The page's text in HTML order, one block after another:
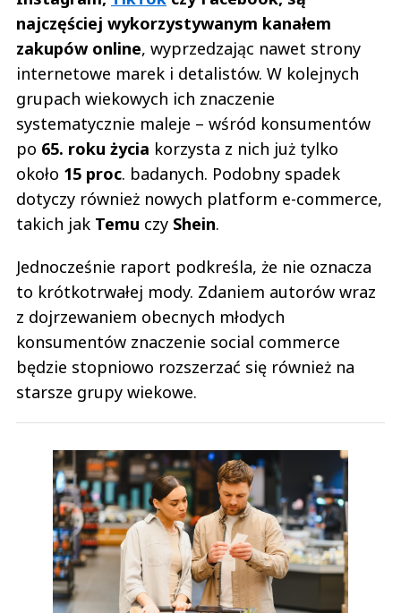
najczęściej wykorzystywanym kanałem
zakupów online, wyprzedzając nawet strony
internetowe marek i detalistów. W kolejnych
grupach wiekowych ich znaczenie
systematycznie maleje – wśród konsumentów
po 65. roku życia korzysta z nich już tylko
około 15 proc. badanych. Podobny spadek
dotyczy również nowych platform e-commerce,
takich jak Temu czy Shein.
Jednocześnie raport podkreśla, że nie oznacza
to krótkotrwałej mody. Zdaniem autorów wraz
z dojrzewaniem obecnych młodych
konsumentów znaczenie social commerce
będzie stopniowo rozszerzać się również na
starsze grupy wiekowe.